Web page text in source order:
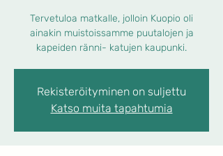
Tervetuloa matkalle, jolloin Kuopio oli
ainakin muistoissamme puutalojen ja
kapeiden ränni- katujen kaupunki.
Rekisteröityminen on suljettu
Katso muita tapahtumia